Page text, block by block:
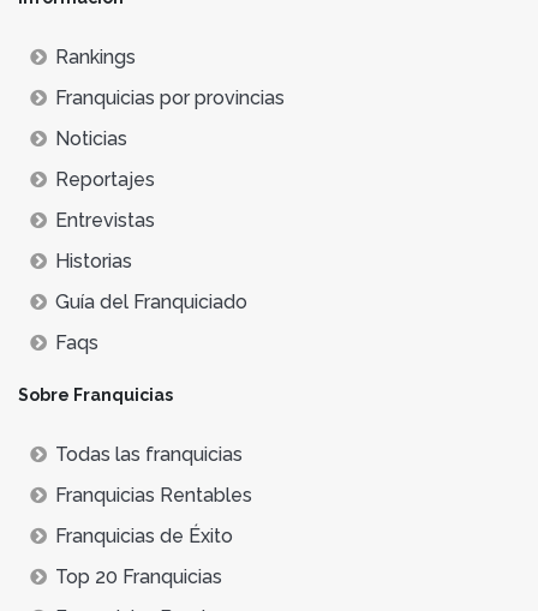
Rankings
Franquicias por provincias
Noticias
Reportajes
Entrevistas
Historias
Guía del Franquiciado
Faqs
Sobre Franquicias
Todas las franquicias
Franquicias Rentables
Franquicias de Éxito
Top 20 Franquicias